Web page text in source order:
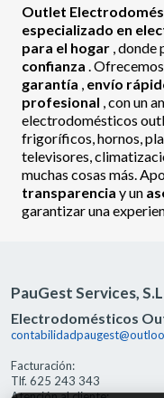
Outlet
especializado en
para el hogar , donde
confianza . Ofrecemos
garantía , envío
profesional , con un
electrodomésticos
frigoríficos, hornos,
televisores,
muchas cosas más.
transparencia y un
garantizar una
PauGest Services,
Electrodomésticos
Facturación:
Tlf. 625 243 343